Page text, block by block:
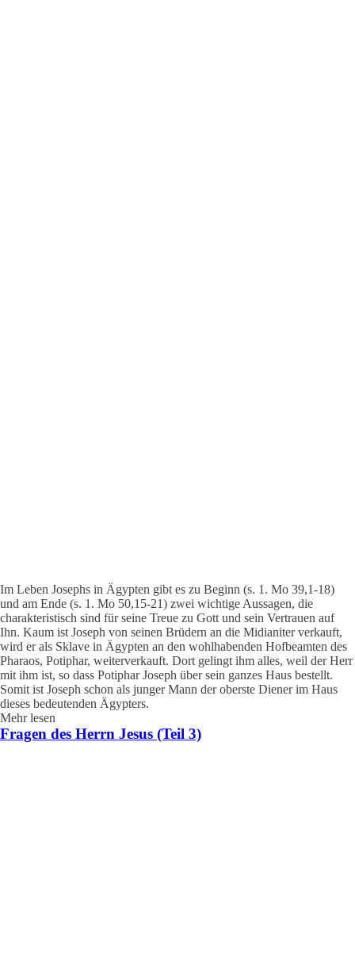
Im Leben Josephs in Ägypten gibt es zu Beginn (s. 1. Mo 39,1-18)
und am Ende (s. 1. Mo 50,15-21) zwei wichtige Aussagen, die
charakteristisch sind für seine Treue zu Gott und sein Vertrauen auf
Ihn. Kaum ist Joseph von seinen Brüdern an die Midianiter verkauft,
wird er als Sklave in Ägypten an den wohlhabenden Hofbeamten des
Pharaos, Potiphar, weiterverkauft. Dort gelingt ihm alles, weil der Herr
mit ihm ist, so dass Potiphar Joseph über sein gan­zes Haus bestellt.
Somit ist Joseph schon als junger Mann der oberste Die­ner im Haus
dieses bedeutenden Ägypters.
Mehr lesen
Fragen des Herrn Jesus (Teil 3)